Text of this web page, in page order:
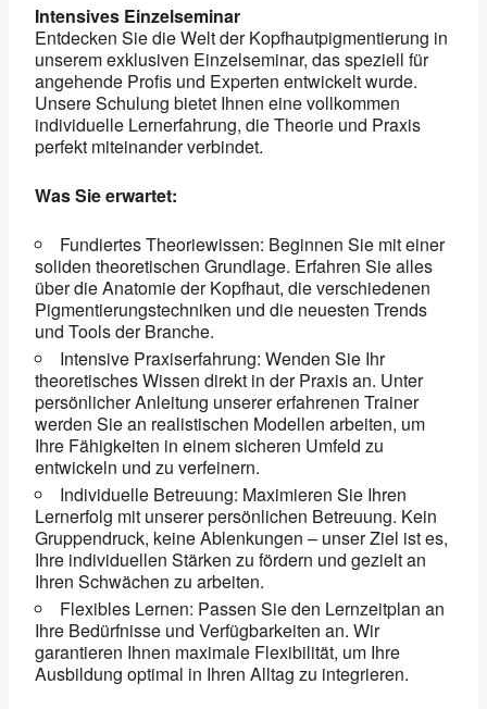
Intensives Einzelseminar
Entdecken Sie die Welt der Kopfhautpigmentierung in
unserem exklusiven Einzelseminar, das speziell für
angehende Profis und Experten entwickelt wurde.
Unsere Schulung bietet Ihnen eine vollkommen
individuelle Lernerfahrung, die Theorie und Praxis
perfekt miteinander verbindet.
Was Sie erwartet:
Fundiertes Theoriewissen: Beginnen Sie mit einer
soliden theoretischen Grundlage. Erfahren Sie alles
über die Anatomie der Kopfhaut, die verschiedenen
Pigmentierungstechniken und die neuesten Trends
und Tools der Branche.
Intensive Praxiserfahrung: Wenden Sie Ihr
theoretisches Wissen direkt in der Praxis an. Unter
persönlicher Anleitung unserer erfahrenen Trainer
werden Sie an realistischen Modellen arbeiten, um
Ihre Fähigkeiten in einem sicheren Umfeld zu
entwickeln und zu verfeinern.
Individuelle Betreuung: Maximieren Sie Ihren
Lernerfolg mit unserer persönlichen Betreuung. Kein
Gruppendruck, keine Ablenkungen – unser Ziel ist es,
Ihre individuellen Stärken zu fördern und gezielt an
Ihren Schwächen zu arbeiten.
Flexibles Lernen: Passen Sie den Lernzeitplan an
Ihre Bedürfnisse und Verfügbarkeiten an. Wir
garantieren Ihnen maximale Flexibilität, um Ihre
Ausbildung optimal in Ihren Alltag zu integrieren.